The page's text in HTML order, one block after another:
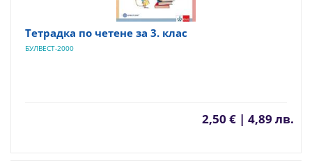
Тетрадка по четене за 3. клас
БУЛВЕСТ-2000
2,50 € | 4,89 лв.